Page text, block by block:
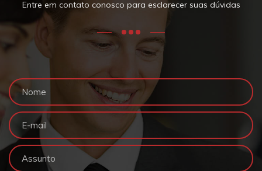
Entre em contato conosco para esclarecer suas dúvidas